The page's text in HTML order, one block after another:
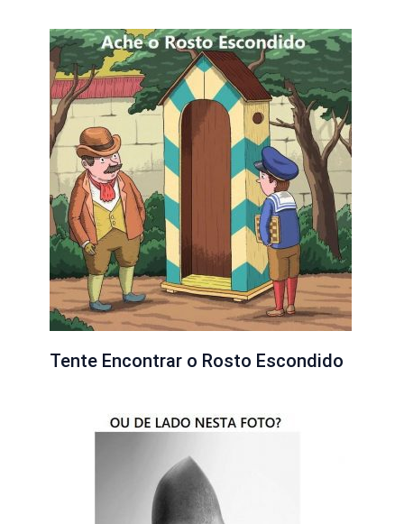
Tente Encontrar o Rosto Escondido